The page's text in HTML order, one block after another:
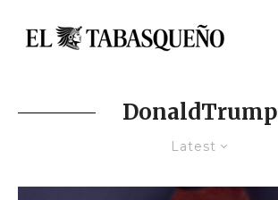
DonaldTrump
Latest